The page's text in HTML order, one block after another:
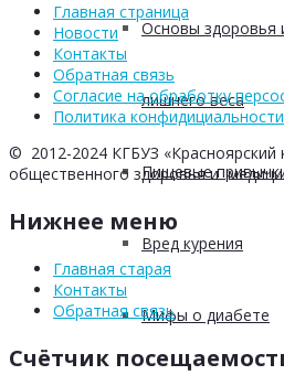
Основы здоровья
лишнего веса
Пищевые
Вред курения
Мифы о диабете
Главная страница
Новости
Контакты
Обратная связь
Согласие на обработку
Политика конфидициальности
© 2012-2024 КГБУЗ «Красноярский
общественного здоровья и
Нижнее меню
Главная старая
Контакты
Обратная связь
Счётчик